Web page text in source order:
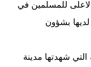
للمسلمين في
بشؤون
شهدتها مدينة